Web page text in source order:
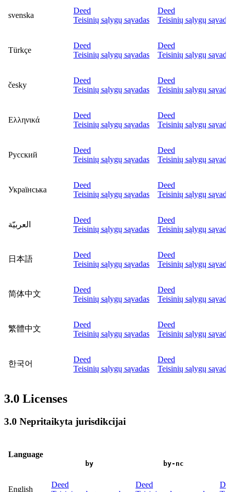
svenska
Deed
Teisinių sąlygų sąvadas
Deed
Teisinių sąlygų
Türkçe
Deed
Teisinių sąlygų sąvadas
Deed
Teisinių sąlygų
česky
Deed
Teisinių sąlygų sąvadas
Deed
Teisinių sąlygų
Ελληνικά
Deed
Teisinių sąlygų sąvadas
Deed
Teisinių sąlygų
Русский
Deed
Teisinių sąlygų sąvadas
Deed
Teisinių sąlygų
Українська
Deed
Teisinių sąlygų sąvadas
Deed
Teisinių sąlygų
العربيّة
Deed
Teisinių sąlygų sąvadas
Deed
Teisinių sąlygų
日本語
Deed
Teisinių sąlygų sąvadas
Deed
Teisinių sąlygų
简体中文
Deed
Teisinių sąlygų sąvadas
Deed
Teisinių sąlygų
繁體中文
Deed
Teisinių sąlygų sąvadas
Deed
Teisinių sąlygų
한국어
Deed
Teisinių sąlygų sąvadas
Deed
Teisinių sąlygų
3.0 Licenses
3.0 Nepritaikyta jurisdikcijai
Language
by by-nc
English
Deed
Deed